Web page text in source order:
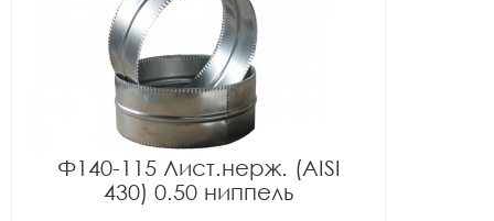
Ф140-115 Лист.нерж. (AISI
430) 0.50 ниппель